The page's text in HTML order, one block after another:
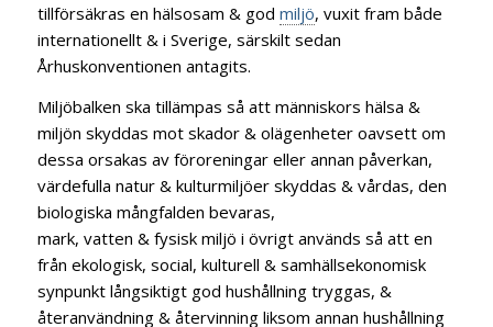
tillförsäkras en hälsosam & god miljö, vuxit fram både
internationellt & i Sverige, särskilt sedan
Århuskonventionen antagits.
Miljöbalken ska tillämpas så att människors hälsa &
miljön skyddas mot skador & olägenheter oavsett om
dessa orsakas av föroreningar eller annan påverkan,
värdefulla natur & kulturmiljöer skyddas & vårdas, den
biologiska mångfalden bevaras,
mark, vatten & fysisk miljö i övrigt används så att en
från ekologisk, social, kulturell & samhällsekonomisk
synpunkt långsiktigt god hushållning tryggas, &
återanvändning & återvinning liksom annan hushållning